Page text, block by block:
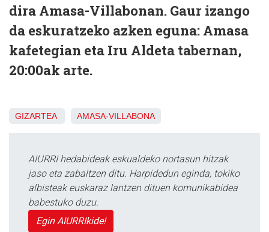
dira Amasa-Villabonan. Gaur izango
da eskuratzeko azken eguna: Amasa
kafetegian eta Iru Aldeta tabernan,
20:00ak arte.
GIZARTEA AMASA-VILLABONA
AIURRI hedabideak eskualdeko nortasun hitzak
jaso eta zabaltzen ditu. Harpidedun eginda, tokiko
albisteak euskaraz lantzen dituen komunikabidea
babestuko duzu.
Egin AIURRIkide!